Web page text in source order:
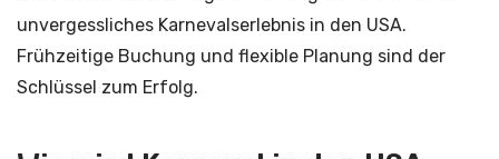
unvergessliches Karnevalserlebnis in den USA.
Frühzeitige Buchung und flexible Planung sind der
Schlüssel zum Erfolg.